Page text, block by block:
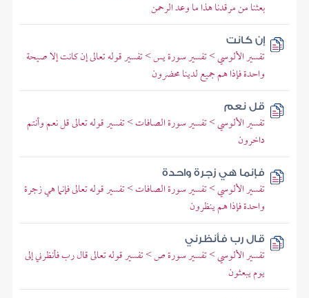
بعثنا من مرقدنا هذا ما وعد الرحمن
إن كانت
تفسير الألوسي > تفسير سورة يس > تفسير قوله تعالى إن كانت إلا صيحة
واحدة فإذا هم جميع لدينا محضرون
قل نعم
تفسير الألوسي > تفسير سورة الصافات > تفسير قوله تعالى قل نعم وأنتم
داخرون
فإنما هي زجرة واحدة
تفسير الألوسي > تفسير سورة الصافات > تفسير قوله تعالى فإنما هي زجرة
واحدة فإذا هم ينظرون
قال رب فأنظرني
تفسير الألوسي > تفسير سورة ص > تفسير قوله تعالى قال رب فأنظرني إلى
يوم يبعثون